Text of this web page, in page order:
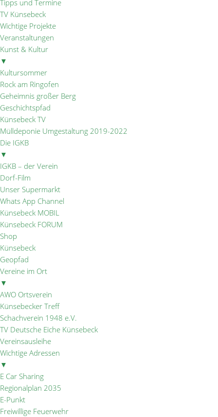
Tipps und Termine
TV Künsebeck
Wichtige Projekte
Veranstaltungen
Kunst & Kultur
▼
Kultursommer
Rock am Ringofen
Geheimnis großer Berg
Geschichtspfad
Künsebeck TV
Mülldeponie Umgestaltung 2019-2022
Die IGKB
▼
IGKB – der Verein
Dorf-Film
Unser Supermarkt
Whats App Channel
Künsebeck MOBIL
Künsebeck FORUM
Shop
Künsebeck
Geopfad
Vereine im Ort
▼
AWO Ortsverein
Künsebecker Treff
Schachverein 1948 e.V.
TV Deutsche Eiche Künsebeck
Vereinsausleihe
Wichtige Adressen
▼
E Car Sharing
Regionalplan 2035
E-Punkt
Freiwillige Feuerwehr